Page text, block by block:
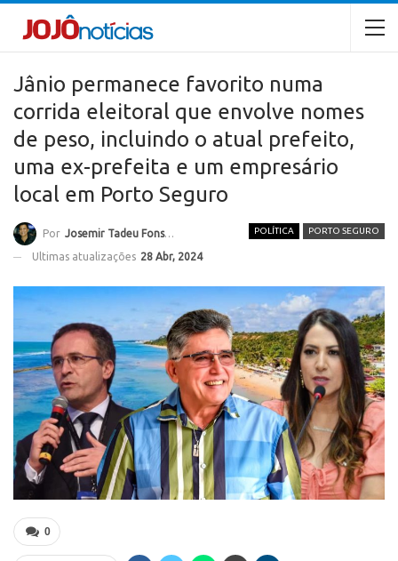
Jânio permanece favorito numa
corrida eleitoral que envolve nomes
de peso, incluindo o atual prefeito,
uma ex-prefeita e um empresário
local em Porto Seguro
POLÍTICA PORTO SEGURO
Por Josemir Tadeu Fonseca
Ultimas atualizações 28 Abr, 2024
0